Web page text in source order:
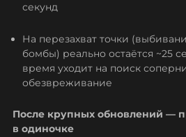
секунд
На перезахват точки
бомбы) реально остаётся ~25
время уходит на поиск
обезвреживание
После крупных обновлений —
в одиночке